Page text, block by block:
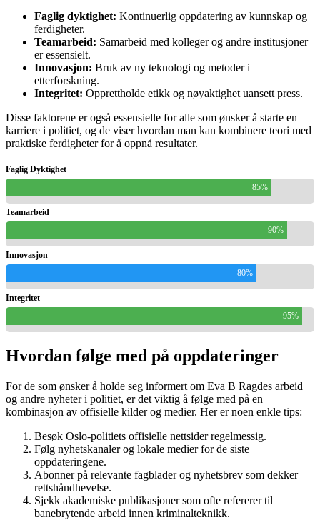
Faglig dyktighet: Kontinuerlig oppdatering av kunnskap og
ferdigheter.
Teamarbeid: Samarbeid med kolleger og andre institusjoner
er essensielt.
Innovasjon: Bruk av ny teknologi og metoder i
etterforskning.
Integritet: Opprettholde etikk og nøyaktighet uansett press.
Disse faktorene er også essensielle for alle som ønsker å starte en
karriere i politiet, og de viser hvordan man kan kombinere teori med
praktiske ferdigheter for å oppnå resultater.
Faglig Dyktighet
85%
Teamarbeid
90%
Innovasjon
80%
Integritet
95%
Hvordan følge med på oppdateringer
For de som ønsker å holde seg informert om Eva B Ragdes arbeid
og andre nyheter i politiet, er det viktig å følge med på en
kombinasjon av offisielle kilder og medier. Her er noen enkle tips:
Besøk Oslo-politiets offisielle nettsider regelmessig.
Følg nyhetskanaler og lokale medier for de siste
oppdateringene.
Abonner på relevante fagblader og nyhetsbrev som dekker
rettshåndhevelse.
Sjekk akademiske publikasjoner som ofte refererer til
banebrytende arbeid innen kriminalteknikk.